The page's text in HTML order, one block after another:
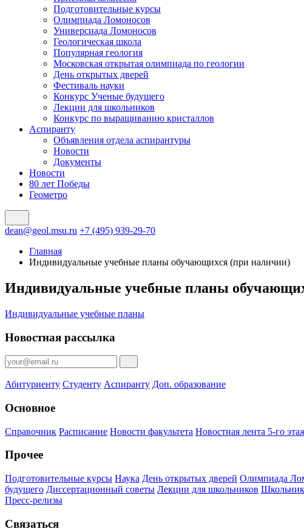
Подготовительные курсы
Олимпиада Ломоносов
Универсиада Ломоносов
Геологическая школа
Популярная геология
Московская открытая олимпиада по геологии
День открытых дверей
Фестиваль науки
Конкурс Ученые будущего
Лекции для школьников
Конкурс по выращиванию кристаллов
Аспиранту
Объявления отдела аспирантуры
Новости
Документы
Новости
80 лет Победы
Геометро
dean@geol.msu.ru +7 (495) 939-29-70
Главная
Индивидуальные учебные планы обучающихся (при наличии)
Индивидуальные учебные планы
Индивидуальные учебные планы
Новостная рассылка
Абитуриенту Студенту Аспиранту Доп. образование
Основное
Справочник Расписание Новости факультета Новостная лента 5-го
Прочее
Подготовительные курсы Наука День открытых дверей Олимпиада
будущего Диссертационный советы Лекции для школьников
Пресс-релизы
Связаться